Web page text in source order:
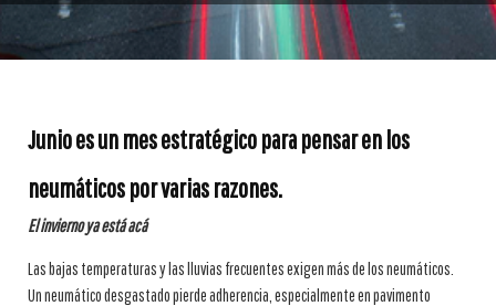
Junio es un mes estratégico para pensar en los
neumáticos por varias razones.
El invierno ya está acá
Las bajas temperaturas y las lluvias frecuentes exigen más de los neumáticos.
Un neumático desgastado pierde adherencia, especialmente en pavimento